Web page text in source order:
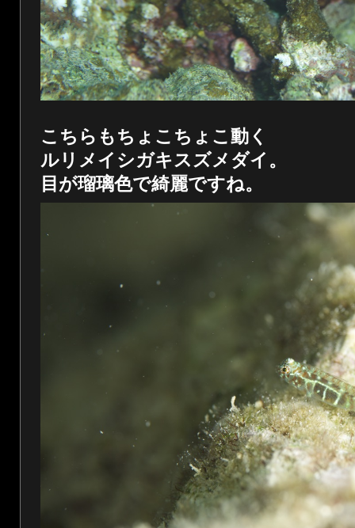
こちらもちょこちょこ動く
ルリメイシガキスズメダイ。
目が瑠璃色で綺麗ですね。